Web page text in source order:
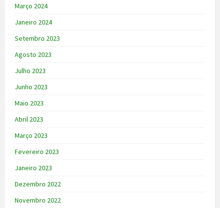
Março 2024
Janeiro 2024
Setembro 2023
Agosto 2023
Julho 2023
Junho 2023
Maio 2023
Abril 2023
Março 2023
Fevereiro 2023
Janeiro 2023
Dezembro 2022
Novembro 2022